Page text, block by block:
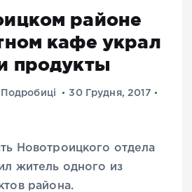
районе
кафе украл
продукты
Подробиці
30 Грудня, 2017
Новотроицкого отдела
житель одного из
района.